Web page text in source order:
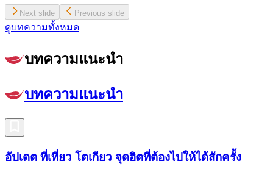
Next slide Previous slide
ดูบทความทั้งหมด
บทความแนะนำ
บทความแนะนำ
อัปเดต ที่เที่ยว โตเกียว จุดฮิตที่ต้องไปให้ได้สักครั้ง